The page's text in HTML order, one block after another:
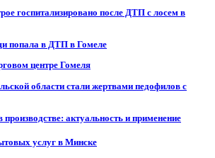
госпитализировано после ДТП с лосем в
попала в ДТП в Гомеле
центре Гомеля
области стали жертвами педофилов с
актуальность и применение
услуг в Минске